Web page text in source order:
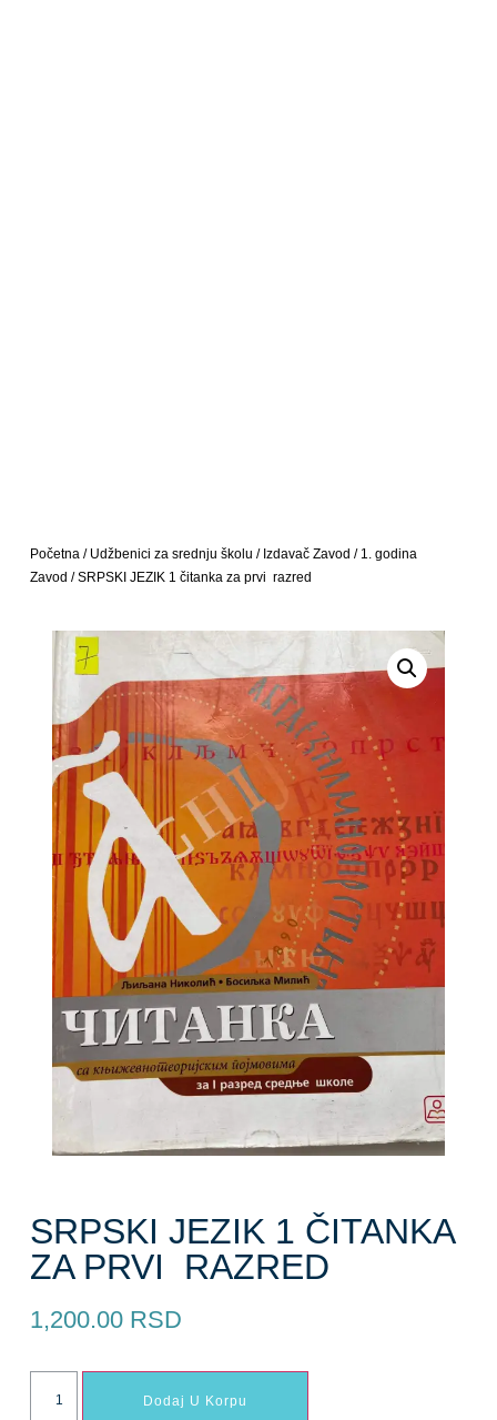
Početna/ Udžbenici za srednju školu / Izdavač Zavod / 1. godina
Zavod / SRPSKI JEZIK 1 čitanka za prvi razred
SRPSKI JEZIK 1 ČITANKA
ZA PRVI RAZRED
1,200.00 RSD
Dodaj U Korpu